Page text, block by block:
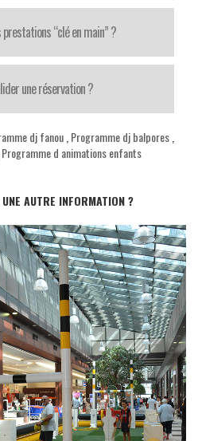
“clé en main” ?
une réservation ?
dj fanou Programme dj balpores
Programme d animations enfants
AUTRE INFORMATION ?